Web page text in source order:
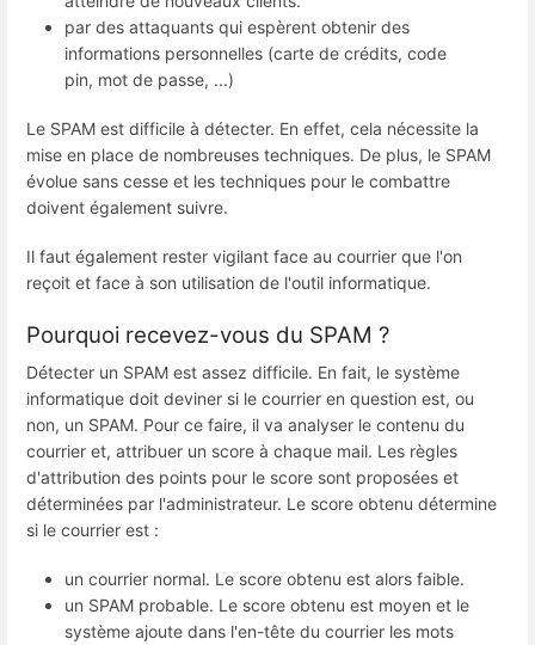
par des attaquants qui espèrent obtenir des
informations personnelles (carte de crédits, code
pin, mot de passe, ...)
Le SPAM est difficile à détecter. En effet, cela nécessite la
mise en place de nombreuses techniques. De plus, le SPAM
évolue sans cesse et les techniques pour le combattre
doivent également suivre.
Il faut également rester vigilant face au courrier que l'on
reçoit et face à son utilisation de l'outil informatique.
Pourquoi recevez-vous du SPAM ?
Détecter un SPAM est assez difficile. En fait, le système
informatique doit deviner si le courrier en question est, ou
non, un SPAM. Pour ce faire, il va analyser le contenu du
courrier et, attribuer un score à chaque mail. Les règles
d'attribution des points pour le score sont proposées et
déterminées par l'administrateur. Le score obtenu détermine
si le courrier est :
un courrier normal. Le score obtenu est alors faible.
un SPAM probable. Le score obtenu est moyen et le
système ajoute dans l'en-tête du courrier les mots